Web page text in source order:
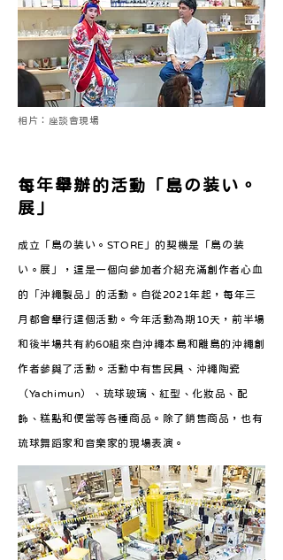
相片：座談會現場
每年舉辦的活動「島の装い。
展」
成立「島の装い。STORE」的契機是「島の装
い。展」，這是一個向參加者介紹充滿創作者心血
的「沖繩製品」的活動。自從2021年起，每年三
月都會舉行這個活動。今年活動為期10天，前半場
和後半場共有約60組來自沖繩本島和離島的沖繩創
作者參與了活動。活動中有售民具、沖繩陶瓷
（Yachimun）、琉球玻璃、紅型、化妝品、配
飾、糕點和便當等各種商品。除了銷售商品，也有
琉球舞蹈家和音樂家的現場表演。